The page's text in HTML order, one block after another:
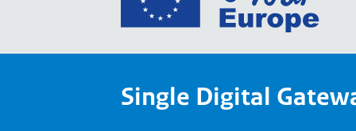
Your
Single Digital